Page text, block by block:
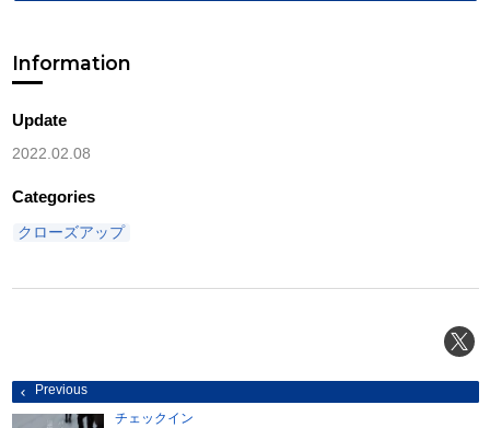
Information
Update
2022.02.08
Categories
クローズアップ
投
稿
ナ
Previous
チェックイン